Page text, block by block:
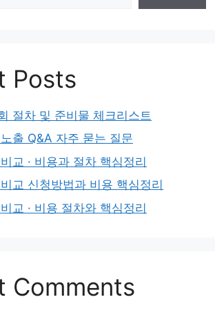
Posts
절차 및 준비물 체크리스트
출 Q&A 자주 묻는 질문
교 · 비용과 절차 핵심정리
교 신청방법과 비용 핵심정리
교 · 비용 절차와 핵심정리
Comments